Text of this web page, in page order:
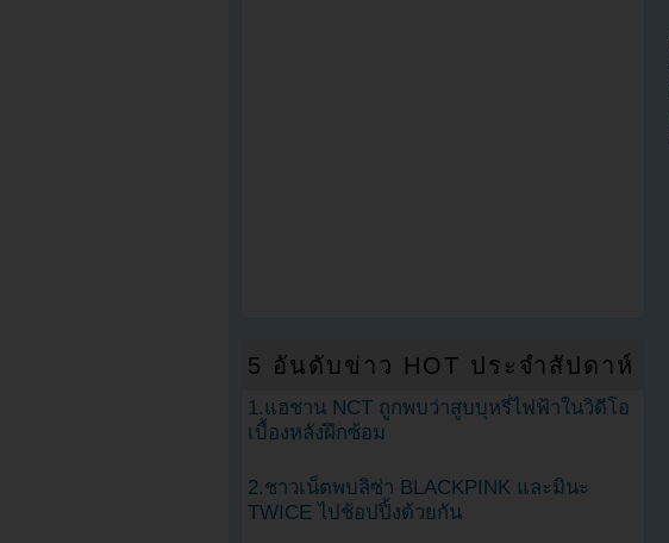
5 อันดับข่าว HOT ประจำสัปดาห์
1.แฮชาน NCT ถูกพบว่าสูบบุหรี่ไฟฟ้าในวิดีโอ
เบื้องหลังฝึกซ้อม
2.ชาวเน็ตพบลิซ่า BLACKPINK และมินะ
TWICE ไปช้อปปิ้งด้วยกัน